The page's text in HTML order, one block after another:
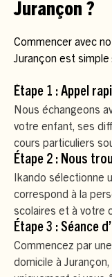
Jurançon ?
Commencer avec
Jurançon est
Étape 1 : Appel
Nous échangeons
votre enfant, ses
cours particuliers
Étape 2 : Nous
Ikando sélectionne
correspond à la
scolaires et à votre
Étape 3 : Séance
Commencez par
domicile à